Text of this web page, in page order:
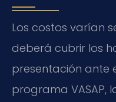
Los costos varían
deberá cubrir los
presentación ante
programa VASAP,